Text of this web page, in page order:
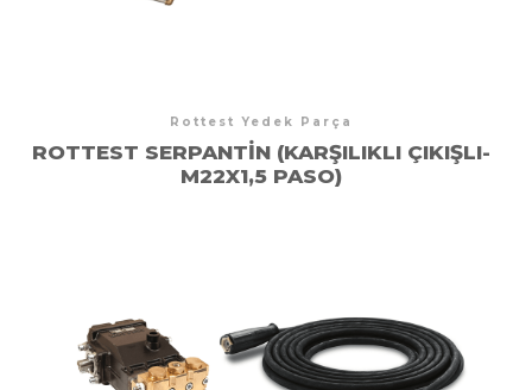
Rottest Yedek Parça
ROTTEST SERPANTIN (KARŞILIKLI ÇIKIŞLI-
M22X1,5 PASO)